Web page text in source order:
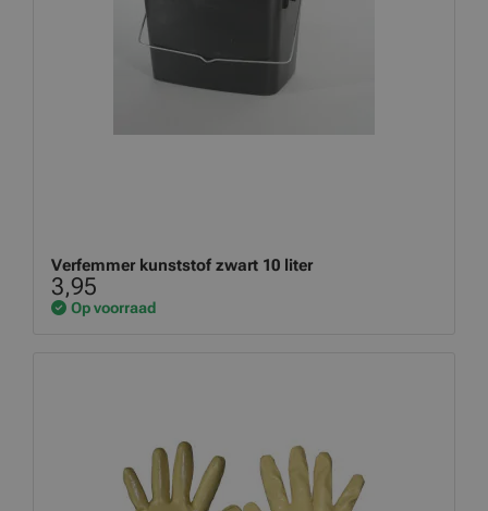
Verfemmer kunststof zwart 10 liter
3,95
Op voorraad